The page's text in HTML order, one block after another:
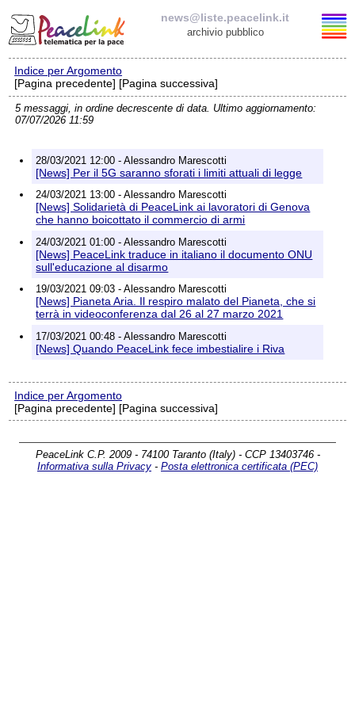
news@liste.peacelink.it
archivio pubblico
Elenco delle liste
news@liste.peacelink.it
Informativa sulla privacy
Richieste di rimozione
Indice per Argomento
[Pagina precedente] [Pagina successiva]
5 messaggi, in ordine decrescente di data. Ultimo aggiornamento:
07/07/2026 11:59
28/03/2021 12:00 - Alessandro Marescotti
[News] Per il 5G saranno sforati i limiti attuali di legge
24/03/2021 13:00 - Alessandro Marescotti
[News] Solidarietà di PeaceLink ai lavoratori di Genova
che hanno boicottato il commercio di armi
24/03/2021 01:00 - Alessandro Marescotti
[News] PeaceLink traduce in italiano il documento ONU
sull'educazione al disarmo
19/03/2021 09:03 - Alessandro Marescotti
[News] Pianeta Aria. Il respiro malato del Pianeta, che si
terrà in videoconferenza dal 26 al 27 marzo 2021
17/03/2021 00:48 - Alessandro Marescotti
[News] Quando PeaceLink fece imbestialire i Riva
Indice per Argomento
[Pagina precedente] [Pagina successiva]
PeaceLink C.P. 2009 - 74100 Taranto (Italy) - CCP 13403746 -
Informativa sulla Privacy - Posta elettronica certificata (PEC)